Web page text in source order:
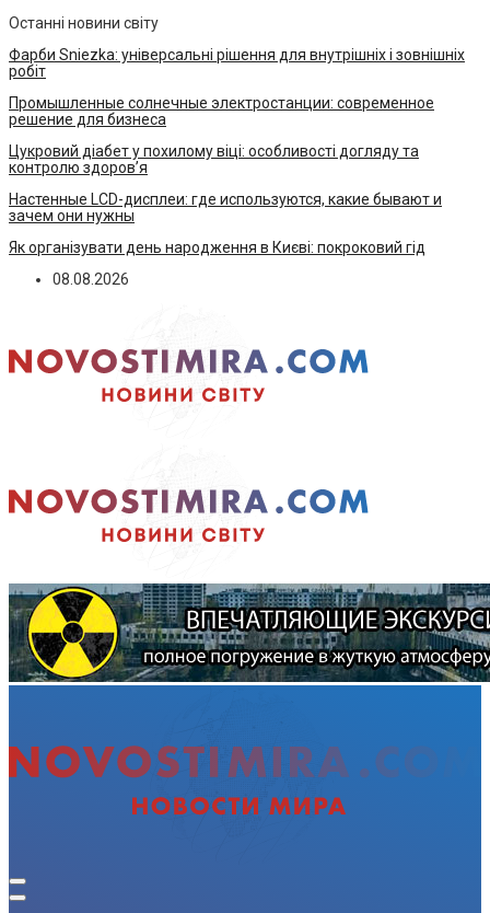
Останні новини світу
Фарби Sniezka: універсальні рішення для внутрішніх і зовнішніх
робіт
Промышленные солнечные электростанции: современное
решение для бизнеса
Цукровий діабет у похилому віці: особливості догляду та
контролю здоров’я
Настенные LCD-дисплеи: где используются, какие бывают и
зачем они нужны
Як організувати день народження в Києві: покроковий гід
08.08.2026